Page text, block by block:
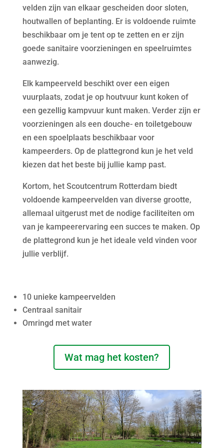
velden zijn van elkaar gescheiden door sloten,
houtwallen of beplanting. Er is voldoende ruimte
beschikbaar om je tent op te zetten en er zijn
goede sanitaire voorzieningen en speelruimtes
aanwezig.
Elk kampeerveld beschikt over een eigen
vuurplaats, zodat je op houtvuur kunt koken of
een gezellig kampvuur kunt maken. Verder zijn er
voorzieningen als een douche- en toiletgebouw
en een spoelplaats beschikbaar voor
kampeerders. Op de plattegrond kun je het veld
kiezen dat het beste bij jullie kamp past.
Kortom, het Scoutcentrum Rotterdam biedt
voldoende kampeervelden van diverse grootte,
allemaal uitgerust met de nodige faciliteiten om
van je kampeerervaring een succes te maken. Op
de plattegrond kun je het ideale veld vinden voor
jullie verblijf.
10 unieke kampeervelden
Centraal sanitair
Omringd met water
Wat mag het kosten?